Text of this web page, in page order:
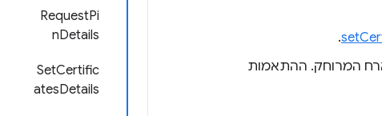
RequestPi
nDetails
SetCertific
atesDetails
.
המרוחק. ההתאמות